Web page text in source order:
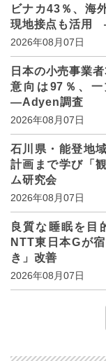
ビナカ43％、海
現地接点も活用
2026年08月07日
日本の小売事業
意向は97％、
―Adyen調査
2026年08月07日
石川県・能登地
計画まで学び「
ム研究会
2026年08月07日
良質な睡眠を目
NTT東日本Gが
き」改善
2026年08月07日